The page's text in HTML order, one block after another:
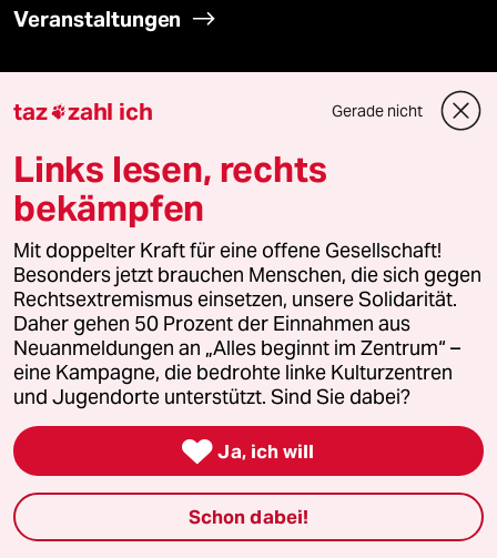
Veranstaltungen
Live im Stream
Vergangene
taz lab 2027
Mehr taz Lesestoff
taz Blogs
taz FUTURZWEI
taz zahl ich Gerade nicht
Links lesen, rechts
bekämpfen
Mit doppelter Kraft für eine offene Gesellschaft!
Besonders jetzt brauchen Menschen, die sich gegen
Rechtsextremismus einsetzen, unsere Solidarität.
Daher gehen 50 Prozent der Einnahmen aus
Neuanmeldungen an „Alles beginnt im Zentrum“ –
eine Kampagne, die bedrohte linke Kulturzentren
und Jugendorte unterstützt. Sind Sie dabei?
 Ja, ich will
Schon dabei!